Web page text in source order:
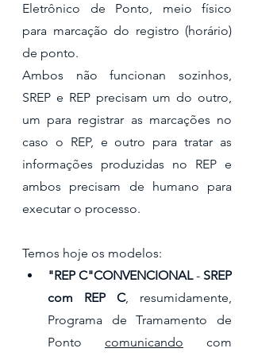
Eletrônico de Ponto, meio físico
para marcação do registro (horário)
de ponto.
Ambos não funcionan sozinhos,
SREP e REP precisam um do outro,
um para registrar as marcações no
caso o REP, e outro para tratar as
informações produzidas no REP e
ambos precisam de humano para
executar o processo.
Temos hoje os modelos:
"REP C"CONVENCIONAL - SREP
com REP C, resumidamente,
Programa de Tramamento de
Ponto comunicando com